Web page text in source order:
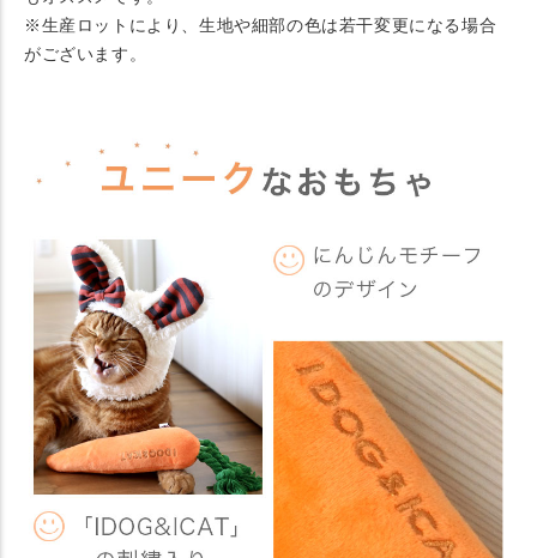
※生産ロットにより、生地や細部の色は若干変更になる場合
がございます。